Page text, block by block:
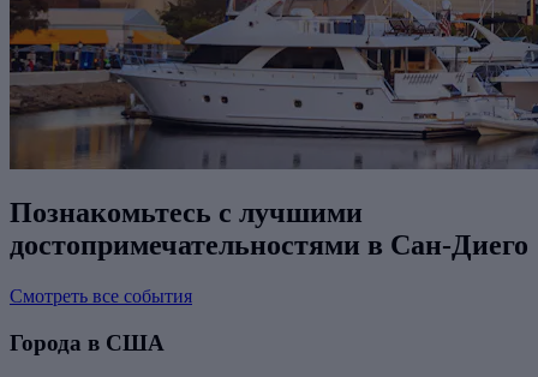
Познакомьтесь с лучшими
достопримечательностями в Сан-Диего
Смотреть все события
Города в США